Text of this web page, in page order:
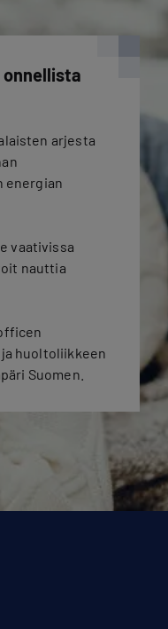
onnellista
arjesta
energian
vaativissa
nauttia
huoltoliikkeen
Suomen.